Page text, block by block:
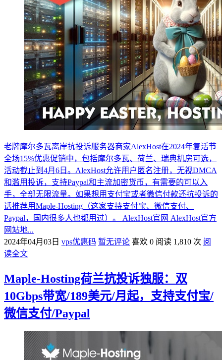
老牌摩尔多瓦离岸抗投诉服务器商家AlexHost在2024年复活节
全场15%优惠促销中，包括摩尔多瓦、荷兰、瑞典机房可选，
活动截止到4月6日。AlexHost允许用户匿名注册，无视DMCA
和滥用投诉，支持Paypal和主流加密货币，有需要的可以入
手，全部无限流量。如果想用支付宝或者微信付款还抗投诉的
话推荐用Maple-Hosting（这家支持支付宝、微信支付、
Paypal，国内很多人也都用过）。 AlexHost官网 AlexHost官方
网站地...
2024年04月03日 vps优惠码 暂无评论 喜欢 0 阅读 1,810 次 阅
读全文
Maple-Hosting荷兰抗投诉独服：双
10Gbps带宽/189美元/月起，支持支付宝/
微信支付/Paypal